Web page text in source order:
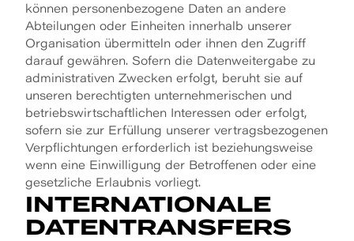
können personenbezogene Daten an andere
Abteilungen oder Einheiten innerhalb unserer
Organisation übermitteln oder ihnen den Zugriff
darauf gewähren. Sofern die Datenweitergabe zu
administrativen Zwecken erfolgt, beruht sie auf
unseren berechtigten unternehmerischen und
betriebswirtschaftlichen Interessen oder erfolgt,
sofern sie zur Erfüllung unserer vertragsbezogenen
Verpflichtungen erforderlich ist beziehungsweise
wenn eine Einwilligung der Betroffenen oder eine
gesetzliche Erlaubnis vorliegt.
INTERNATIONALE
DATENTRANSFERS